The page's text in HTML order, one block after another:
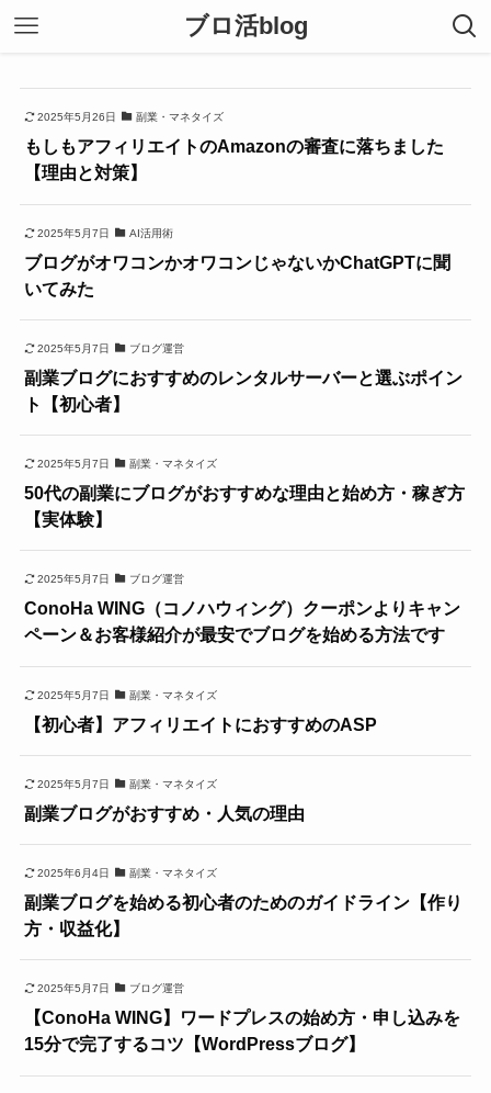
ブロ活blog
2025年5月26日 副業・マネタイズ
もしもアフィリエイトのAmazonの審査に落ちました
【理由と対策】
2025年5月7日 AI活用術
ブログがオワコンかオワコンじゃないかChatGPTに聞
いてみた
2025年5月7日 ブログ運営
副業ブログにおすすめのレンタルサーバーと選ぶポイン
ト【初心者】
2025年5月7日 副業・マネタイズ
50代の副業にブログがおすすめな理由と始め方・稼ぎ方
【実体験】
2025年5月7日 ブログ運営
ConoHa WING（コノハウィング）クーポンよりキャン
ペーン＆お客様紹介が最安でブログを始める方法です
2025年5月7日 副業・マネタイズ
【初心者】アフィリエイトにおすすめのASP
2025年5月7日 副業・マネタイズ
副業ブログがおすすめ・人気の理由
2025年6月4日 副業・マネタイズ
副業ブログを始める初心者のためのガイドライン【作り
方・収益化】
2025年5月7日 ブログ運営
【ConoHa WING】ワードプレスの始め方・申し込みを
15分で完了するコツ【WordPressブログ】